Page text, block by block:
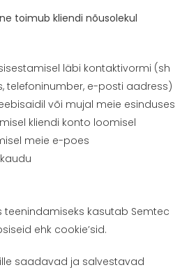
toimub kliendi nõusolekul
läbi kontaktivormi (sh
telefoninumber, e-posti aadress)
või mujal meie esinduses
kliendi konto loomisel
meie e-poes
kasutab Semtec
ehk cookie’sid.
saadavad ja salvestavad